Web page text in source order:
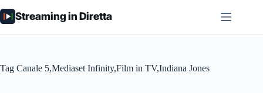
al
contenuto
Streaming in Diretta
Tag Canale 5,Mediaset Infinity,Film in TV,Indiana Jones